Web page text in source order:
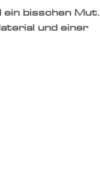
bisschen Mut.
und einer